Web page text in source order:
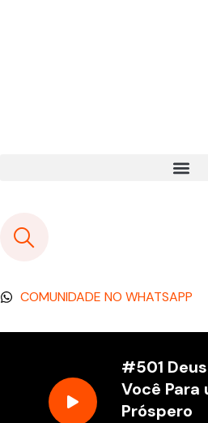
COMUNIDADE NO WHATSAPP
#501
Você Para
Próspero